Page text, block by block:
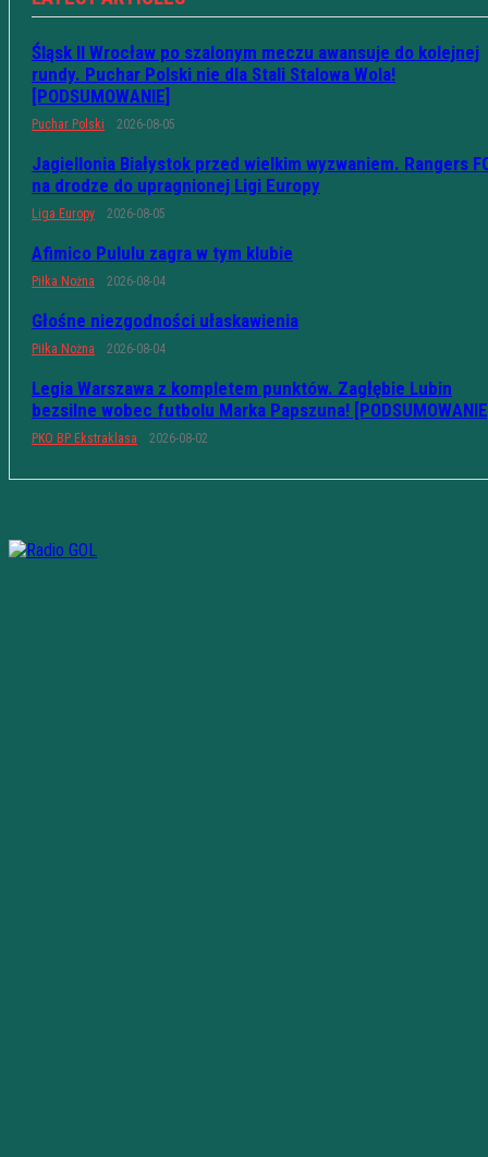
Śląsk II Wrocław po szalonym meczu awansuje do kolejnej
rundy. Puchar Polski nie dla Stali Stalowa Wola!
[PODSUMOWANIE]
Puchar Polski 2026-08-05
Jagiellonia Białystok przed wielkim wyzwaniem. Rangers
na drodze do upragnionej Ligi Europy
Liga Europy 2026-08-05
Afimico Pululu zagra w tym klubie
Piłka Nożna 2026-08-04
Głośne niezgodności ułaskawienia
Piłka Nożna 2026-08-04
Legia Warszawa z kompletem punktów. Zagłębie Lubin
bezsilne wobec futbolu Marka Papszuna!
PKO BP Ekstraklasa 2026-08-02